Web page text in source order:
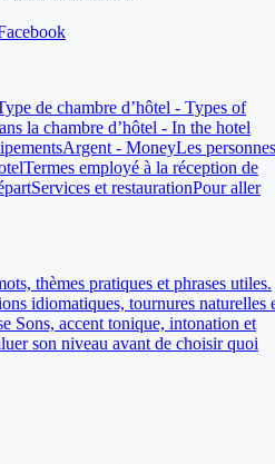
de chambre d’hôtel - Types of
la chambre d’hôtel - In the hotel
Argent - MoneyLes personnes
Termes employé à la réception de
Services et restaurationPour aller
thèmes pratiques et phrases utiles.
idiomatiques, tournures naturelles
Sons, accent tonique, intonation et
son niveau avant de choisir quoi